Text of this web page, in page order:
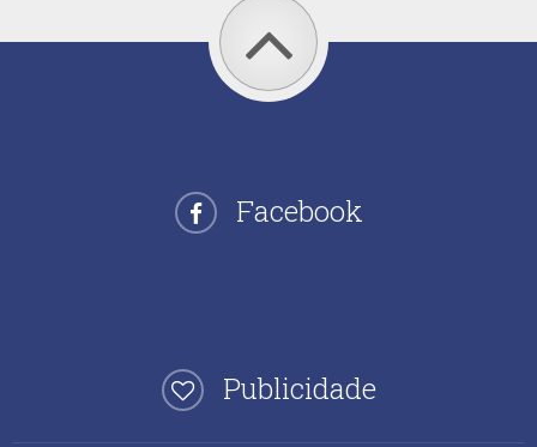
Facebook
Publicidade